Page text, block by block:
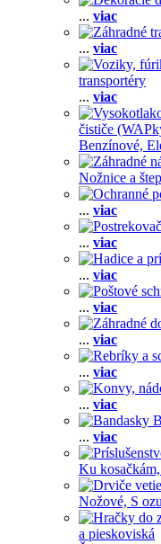
... viac
... viac
transportéry
... viac
čističe
Benzínové,
Nožnice a
... viac
... viac
... viac
... viac
... viac
... viac
... viac
... viac
Ku kosačkám,
Nožové, S
a pieskoviská